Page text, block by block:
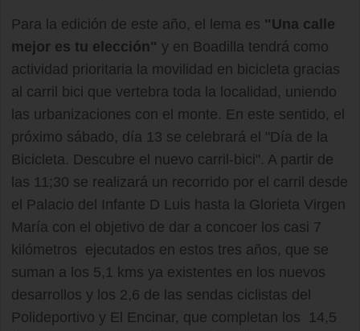
Para la edición de este año, el lema es "Una calle
mejor es tu elección" y en Boadilla tendrá como
actividad prioritaria la movilidad en bicicleta gracias
al carril bici que vertebra toda la localidad, uniendo
las urbanizaciones con el monte. En este sentido, el
próximo sábado, día 13 se celebrará el "Día de la
Bicicleta. Descubre el nuevo carril-bici". A partir de
las 11;30 se realizará un recorrido por el carril desde
el Palacio del Infante D Luis hasta la Glorieta Virgen
María con el objetivo de dar a concoer los casi 7
kilómetros ejecutados en estos tres años, que se
suman a los 5,1 kms ya existentes en los nuevos
desarrollos y los 2,6 de las sendas ciclistas del
Polideportivo y El Encinar, que completan los 14,5